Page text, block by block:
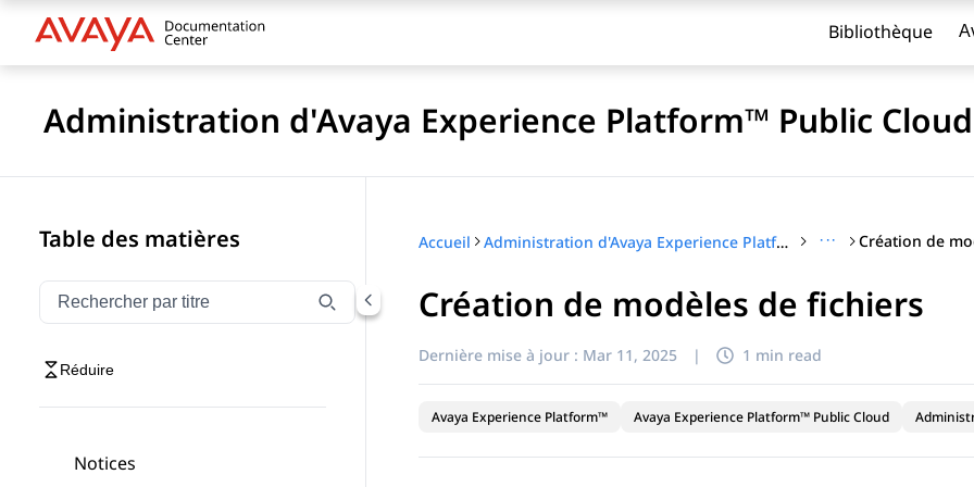
Bibliothèque
Administration d'Avaya Experience Platform™ Public Cloud
Table des matières
Filtrer la navigation par titre
Saisissez pour filtrer les éléments de navigation par titre
Réduire
Notices
Accueil Administration d'Avaya Experience Platform™ Public Cloud ··· Création de
Création de modèles de fichiers
Dernière mise à jour : Mar 11, 2025 | 1 min read
Avaya Experience Platform™ Avaya Experience Platform™ Public Cloud